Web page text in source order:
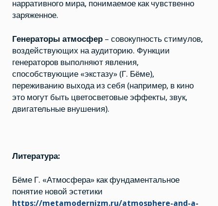
нарративного мира, понимаемое как чувственно
заряженное.
Генераторы атмосфер – совокупность стимулов,
воздействующих на аудиторию. Функции
генераторов выполняют явления,
способствующие «экстазу» (Г. Бёме),
переживанию выхода из себя (например, в кино
это могут быть цветосветовые эффекты, звук,
двигательные внушения).
Литература:
Бёме Г. «Атмосфера» как фундаментальное
понятие новой эстетики
https://metamodernizm.ru/atmosphere-and-a-